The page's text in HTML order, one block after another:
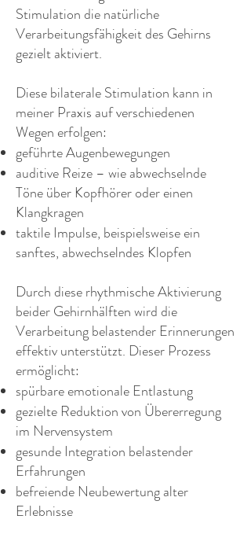
Stimulation die natürliche
Verarbeitungsfähigkeit des Gehirns
gezielt aktiviert.
Diese bilaterale Stimulation kann in
meiner Praxis auf verschiedenen
Wegen erfolgen:
geführte Augenbewegungen
auditive Reize – wie abwechselnde
Töne über Kopfhörer oder einen
Klangkragen
taktile Impulse, beispielsweise ein
sanftes, abwechselndes Klopfen
Durch diese rhythmische Aktivierung
beider Gehirnhälften wird die
Verarbeitung belastender Erinnerungen
effektiv unterstützt. Dieser Prozess
ermöglicht:
spürbare emotionale Entlastung
gezielte Reduktion von Übererregung
im Nervensystem
gesunde Integration belastender
Erfahrungen
befreiende Neubewertung alter
Erlebnisse